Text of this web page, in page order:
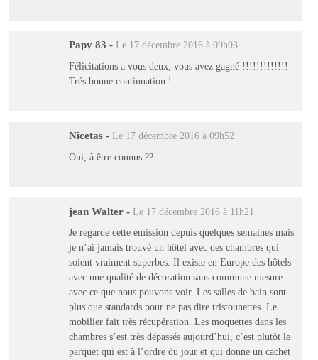
Papy 83 - Le 17 décembre 2016 à 09h03
Félicitations a vous deux, vous avez gagné !!!!!!!!!!!!!
Trés bonne continuation !
Nicetas - Le 17 décembre 2016 à 09h52
Oui, à être connus ??
jean Walter - Le 17 décembre 2016 à 11h21
Je regarde cette émission depuis quelques semaines mais
je n’ai jamais trouvé un hôtel avec des chambres qui
soient vraiment superbes. Il existe en Europe des hôtels
avec une qualité de décoration sans commune mesure
avec ce que nous pouvons voir. Les salles de bain sont
plus que standards pour ne pas dire tristounettes. Le
mobilier fait très récupération. Les moquettes dans les
chambres s’est très dépassés aujourd’hui, c’est plutôt le
parquet qui est à l’ordre du jour et qui donne un cachet